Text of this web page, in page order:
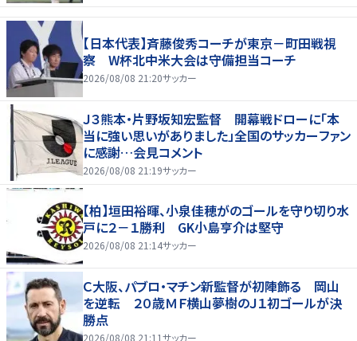
【日本代表】斉藤俊秀コーチが東京－町田戦視
察 W杯北中米大会は守備担当コーチ
2026/08/08 21:20サッカー
Ｊ３熊本・片野坂知宏監督 開幕戦ドローに「本
当に強い思いがありました」全国のサッカーファン
に感謝…会見コメント
2026/08/08 21:19サッカー
【柏】垣田裕暉、小泉佳穂がのゴールを守り切り水
戸に２－１勝利 GK小島亨介は堅守
2026/08/08 21:14サッカー
Ｃ大阪、パブロ・マチン新監督が初陣飾る 岡山
を逆転 ２０歳ＭＦ横山夢樹のＪ１初ゴールが決
勝点
2026/08/08 21:11サッカー